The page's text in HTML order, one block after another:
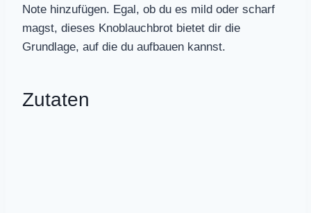
Note hinzufügen. Egal, ob du es mild oder scharf
magst, dieses Knoblauchbrot bietet dir die
Grundlage, auf die du aufbauen kannst.
Zutaten